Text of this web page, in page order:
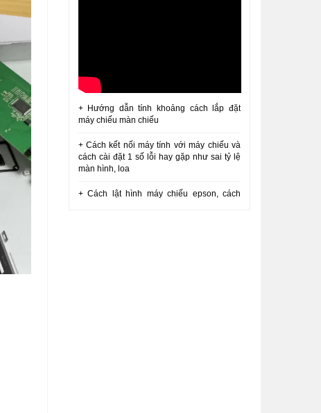
+ Hướng dẫn tính khoảng cách lắp đặt
máy chiếu màn chiếu
+ Cách kết nối máy tính với máy chiếu và
cách cài đặt 1 số lỗi hay gặp như sai tỷ lệ
màn hình, loa
+ Cách lật hình máy chiếu epson, cách